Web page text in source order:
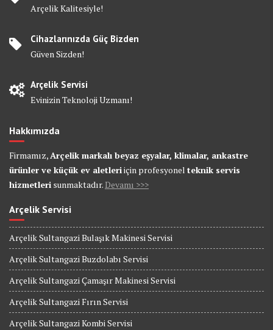
Arçelik Kalitesiyle!
Cihazlarınızda Güç Bizden
Güven Sizden!
Arçelik Servisi
Evinizin Teknoloji Uzmanı!
Hakkımızda
Firmamız,Arçelik markalı beyaz eşyalar, klimalar, ankastre
ürünler ve küçük ev aletleriiçin profesyonel teknik servis
hizmetleri sunmaktadır.Devamı >>>
Arçelik Servisi
Arçelik Sultangazi Bulaşık Makinesi Servisi
Arçelik Sultangazi Buzdolabı Servisi
Arçelik Sultangazi Çamaşır Makinesi Servisi
Arçelik Sultangazi Fırın Servisi
Arçelik Sultangazi Kombi Servisi